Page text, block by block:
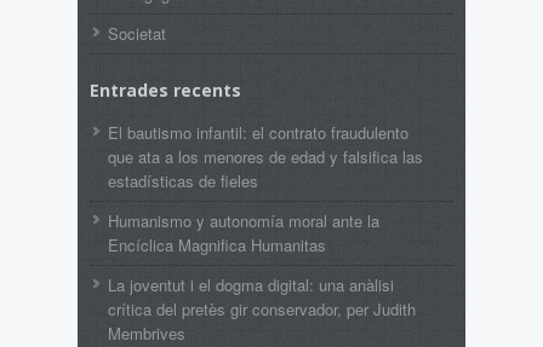
Societat
Entrades recents
El bautismo infantil: el contrato fraudulento
que ata a los menores de edad y falsifica las
estadísticas de fieles
Humanismo y autonomía moral ante la
Encíclica Magnifica Humanitas
La joventut i el dogma digital: una anàlisi
crítica del pretès gir conservador, per Judith
Membrives